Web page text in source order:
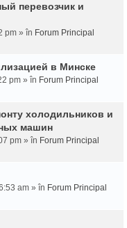
перевозчик и
pm » în Forum Principal
в Минске
pm » în Forum Principal
холодильников и
машин
pm » în Forum Principal
am » în Forum Principal